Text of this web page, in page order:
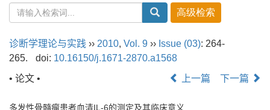
诊断学理论与实践 ›› 2010, Vol. 9 ›› Issue (03): 264-
265.
doi: 10.16150/j.1671-2870.a1568
• 论文 •
上一篇 下一篇
多发性骨髓瘤患者血清IL-6的测定及其临床意义